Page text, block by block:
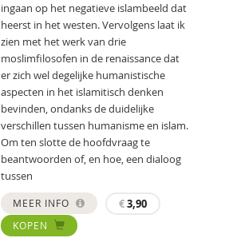
ingaan op het negatieve islambeeld dat
heerst in het westen. Vervolgens laat ik
zien met het werk van drie
moslimfilosofen in de renaissance dat
er zich wel degelijke humanistische
aspecten in het islamitisch denken
bevinden, ondanks de duidelijke
verschillen tussen humanisme en islam.
Om ten slotte de hoofdvraag te
beantwoorden of, en hoe, een dialoog
tussen
MEER INFO €3,90
KOPEN